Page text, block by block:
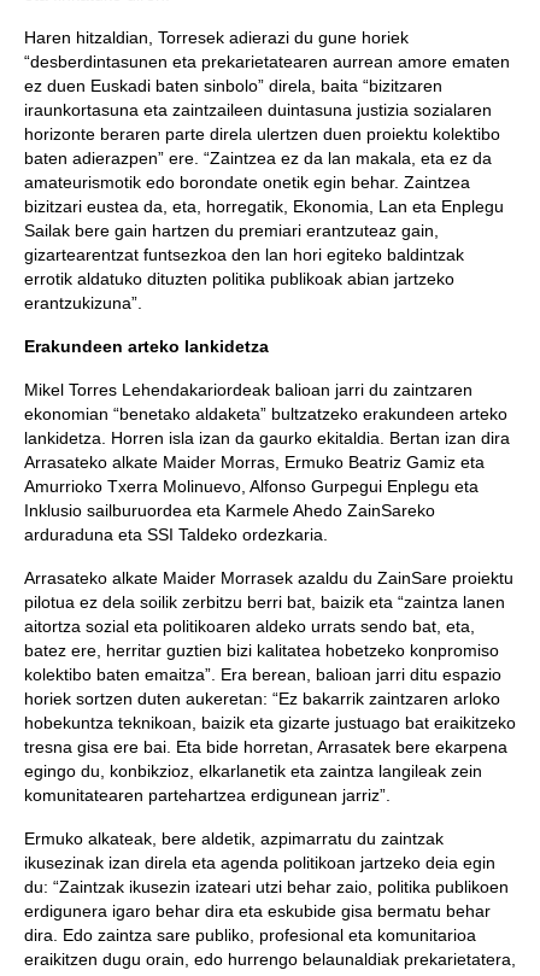
Haren hitzaldian, Torresek adierazi du gune horiek
“desberdintasunen eta prekarietatearen aurrean amore ematen
ez duen Euskadi baten sinbolo” direla, baita “bizitzaren
iraunkortasuna eta zaintzaileen duintasuna justizia sozialaren
horizonte beraren parte direla ulertzen duen proiektu kolektibo
baten adierazpen” ere. “Zaintzea ez da lan makala, eta ez da
amateurismotik edo borondate onetik egin behar. Zaintzea
bizitzari eustea da, eta, horregatik, Ekonomia, Lan eta Enplegu
Sailak bere gain hartzen du premiari erantzuteaz gain,
gizartearentzat funtsezkoa den lan hori egiteko baldintzak
errotik aldatuko dituzten politika publikoak abian jartzeko
erantzukizuna”.
Erakundeen arteko lankidetza
Mikel Torres Lehendakariordeak balioan jarri du zaintzaren
ekonomian “benetako aldaketa” bultzatzeko erakundeen arteko
lankidetza. Horren isla izan da gaurko ekitaldia. Bertan izan dira
Arrasateko alkate Maider Morras, Ermuko Beatriz Gamiz eta
Amurrioko Txerra Molinuevo, Alfonso Gurpegui Enplegu eta
Inklusio sailburuordea eta Karmele Ahedo ZainSareko
arduraduna eta SSI Taldeko ordezkaria.
Arrasateko alkate Maider Morrasek azaldu du ZainSare proiektu
pilotua ez dela soilik zerbitzu berri bat, baizik eta “zaintza lanen
aitortza sozial eta politikoaren aldeko urrats sendo bat, eta,
batez ere, herritar guztien bizi kalitatea hobetzeko konpromiso
kolektibo baten emaitza”. Era berean, balioan jarri ditu espazio
horiek sortzen duten aukeretan: “Ez bakarrik zaintzaren arloko
hobekuntza teknikoan, baizik eta gizarte justuago bat eraikitzeko
tresna gisa ere bai. Eta bide horretan, Arrasatek bere ekarpena
egingo du, konbikzioz, elkarlanetik eta zaintza langileak zein
komunitatearen partehartzea erdigunean jarriz”.
Ermuko alkateak, bere aldetik, azpimarratu du zaintzak
ikusezinak izan direla eta agenda politikoan jartzeko deia egin
du: “Zaintzak ikusezin izateari utzi behar zaio, politika publikoen
erdigunera igaro behar dira eta eskubide gisa bermatu behar
dira. Edo zaintza sare publiko, profesional eta komunitarioa
eraikitzen dugu orain, edo hurrengo belaunaldiak prekarietatera,